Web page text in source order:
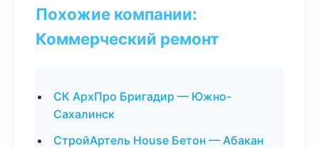
Похожие компании:
Коммерческий ремонт
СК АрхПро Бригадир — Южно-
Сахалинск
СтройАртель House Бетон — Абакан